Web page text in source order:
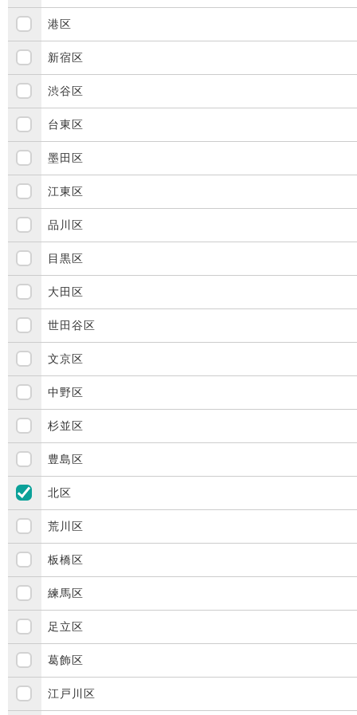
港区
新宿区
渋谷区
台東区
墨田区
江東区
品川区
目黒区
大田区
世田谷区
文京区
中野区
杉並区
豊島区
北区
荒川区
板橋区
練馬区
足立区
葛飾区
江戸川区